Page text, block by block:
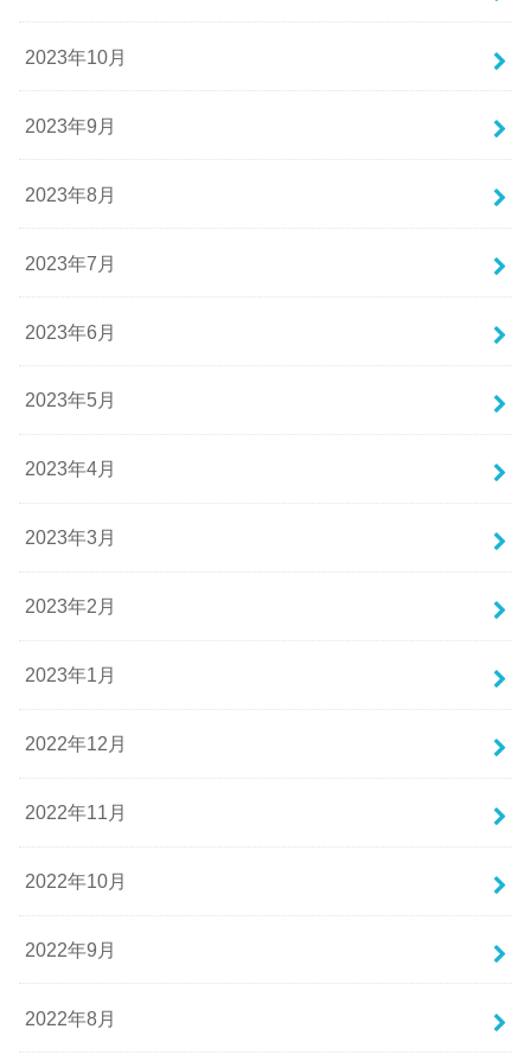
2023年10月
2023年9月
2023年8月
2023年7月
2023年6月
2023年5月
2023年4月
2023年3月
2023年2月
2023年1月
2022年12月
2022年11月
2022年10月
2022年9月
2022年8月